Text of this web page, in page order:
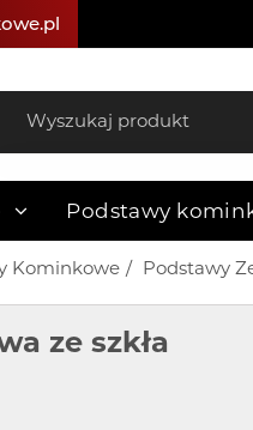
Podstawy
Kominkowe Podstawy
ze szkła